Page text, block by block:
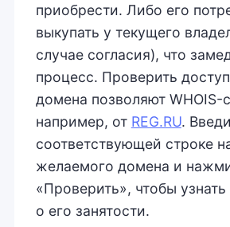
приобрести. Либо его
выкупать у текущего
случае согласия), что
процесс. Проверить
домена позволяют WHOIS-
например, от REG.RU.
соответствующей строке
желаемого домена и
«Проверить», чтобы
о его занятости.